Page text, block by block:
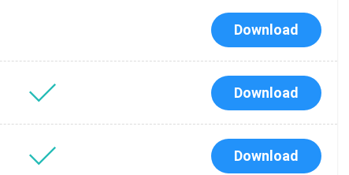
Download
Download
Download